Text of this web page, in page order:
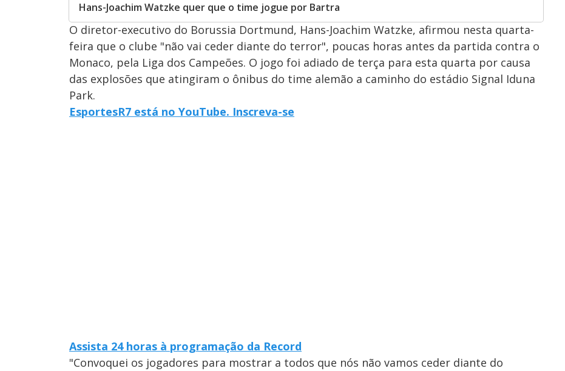
Hans-Joachim Watzke quer que o time jogue por Bartra
O diretor-executivo do Borussia Dortmund, Hans-Joachim Watzke, afirmou nesta quarta-
feira que o clube "não vai ceder diante do terror", poucas horas antes da partida contra o
Monaco, pela Liga dos Campeões. O jogo foi adiado de terça para esta quarta por causa
das explosões que atingiram o ônibus do time alemão a caminho do estádio Signal Iduna
Park.
EsportesR7 está no YouTube. Inscreva-se
Assista 24 horas à programação da Record
"Convoquei os jogadores para mostrar a todos que nós não vamos ceder diante do